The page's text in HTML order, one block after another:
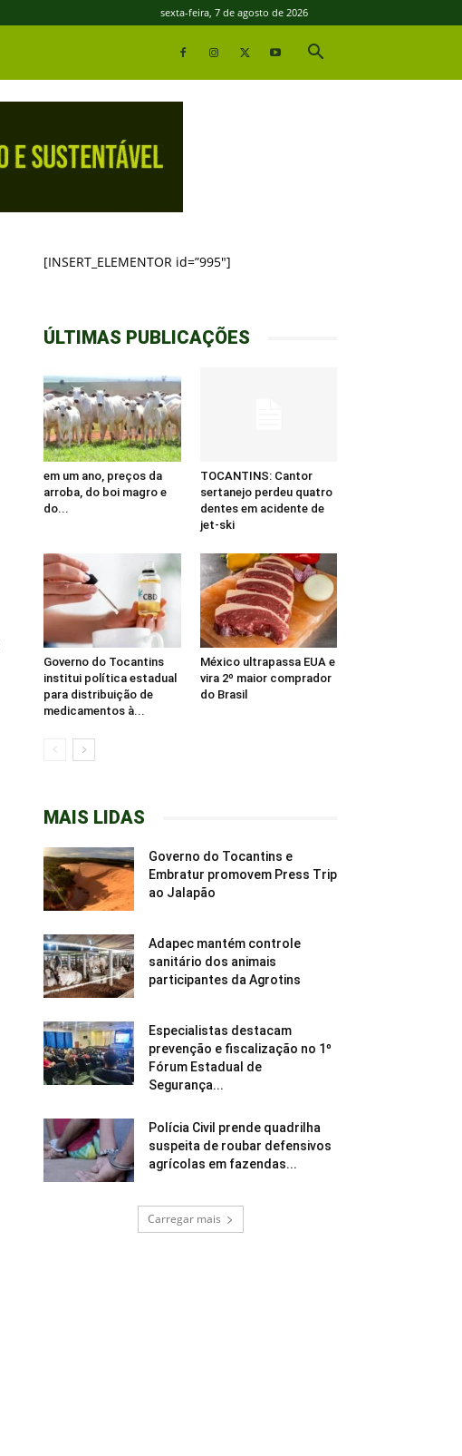
sexta-feira, 7 de agosto de 2026
[INSERT_ELEMENTOR id=”995″]
ÚLTIMAS PUBLICAÇÕES
em um ano, preços da
arroba, do boi magro e
do...
TOCANTINS: Cantor
sertanejo perdeu quatro
dentes em acidente de
jet-ski
Governo do Tocantins
institui política estadual
para distribuição de
medicamentos à...
México ultrapassa EUA e
vira 2º maior comprador
do Brasil
MAIS LIDAS
Governo do Tocantins e
Embratur promovem Press Trip
ao Jalapão
Adapec mantém controle
sanitário dos animais
participantes da Agrotins
Especialistas destacam
prevenção e fiscalização no 1º
Fórum Estadual de
Segurança...
Polícia Civil prende quadrilha
suspeita de roubar defensivos
agrícolas em fazendas...
Carregar mais